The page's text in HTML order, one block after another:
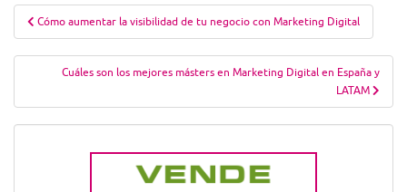
Navegación
de
entradas
Cómo aumentar la visibilidad de tu negocio con Marketing Digital
Cuáles son los mejores másters en Marketing Digital en España y
LATAM